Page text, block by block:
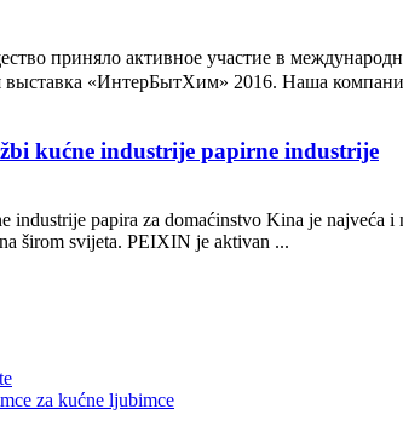
приняло активное участие в
выставка «ИнтерБытХим» 2016. Наша
kućne industrije papirne industrije
industrije papira za domaćinstvo Kina je najveća
širom svijeta. PEIXIN je aktivan ...
za kućne ljubimce